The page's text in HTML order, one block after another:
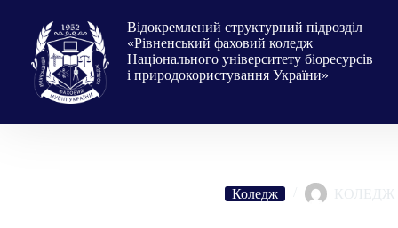
вмісту
Відокремлений структурний підрозділ
«Рівненський фаховий коледж
Національного університету біоресурсів
і природокористування України»
Коледж КОЛЕДЖ